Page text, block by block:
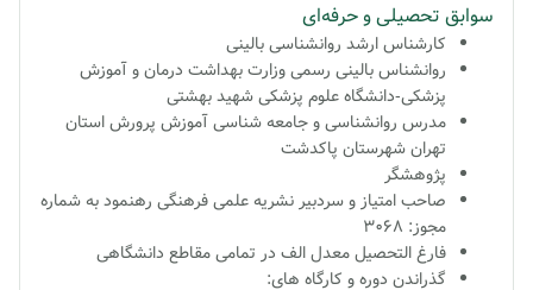
سوابق تحصیلی و حرفه‌ای
کارشناس ارشد روانشناسی بالینی
روانشناس بالینی رسمی وزارت بهداشت درمان و آموزش
پزشکی-دانشگاه علوم پزشکی شهید بهشتی
مدرس روانشناسی و جامعه شناسی آموزش پرورش استان
تهران شهرستان پاکدشت
پژوهشگر
صاحب امتیاز و سردبیر نشریه علمی فرهنگی رهنمود به شماره
مجوز: 3068
فارغ التحصیل معدل الف در تمامی مقاطع دانشگاهی
گذراندن دوره و کارگاه های: